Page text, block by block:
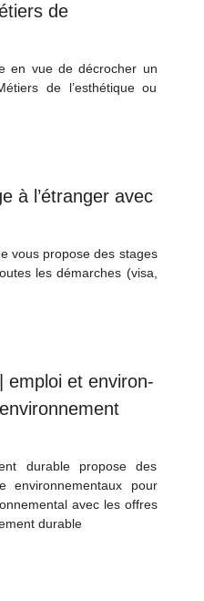
de
en vue de décrocher un
de l’esthétique ou
à l’étranger avec
vous propose des stages
les démarches (visa,
emploi et en­viron­
durable propose des
environnementaux pour
avec les offres
durable